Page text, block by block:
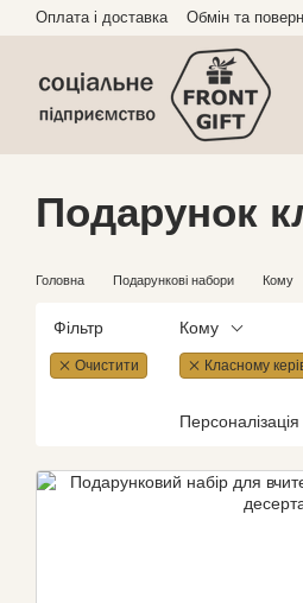
Перейти до основного контенту
Оплата і доставка Обмін та
Подарунок
Головна Подарункові набори Кому
Фільтр
Очистити
Кому
Класному
Персоналізація